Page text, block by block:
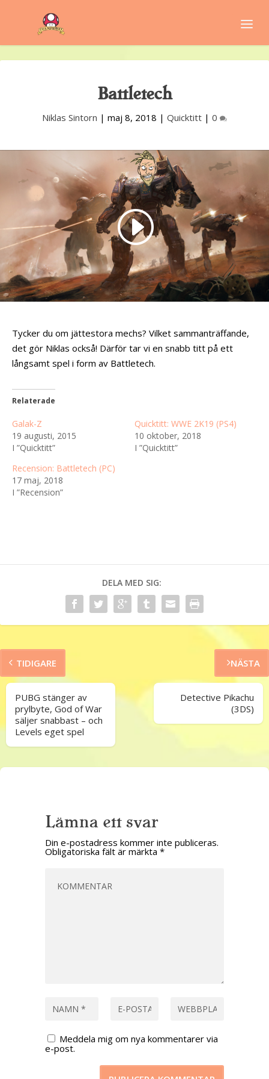
Battletech
Niklas Sintorn | maj 8, 2018 | Quicktitt | 0
Tycker du om jättestora mechs? Vilket sammanträffande,
det gör Niklas också! Därför tar vi en snabb titt på ett
långsamt spel i form av Battletech.
Relaterade
Galak-Z
19 augusti, 2015
I ”Quicktitt”
Quicktitt: WWE 2K19 (PS4)
10 oktober, 2018
I ”Quicktitt”
Recension: Battletech (PC)
17 maj, 2018
I ”Recension”
DELA MED SIG:
TIDIGARE
PUBG stänger av
prylbyte, God of War
säljer snabbast – och
Levels eget spel
NÄSTA
Detective Pikachu
(3DS)
Lämna ett svar
Din e-postadress kommer inte publiceras.
Obligatoriska fält är märkta *
Meddela mig om nya kommentarer via
e-post.